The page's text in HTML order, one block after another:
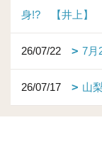
身!? 【井上】
26/07/22 7
26/07/17 山